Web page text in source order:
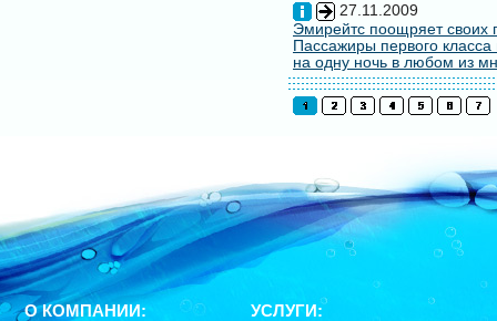
27.11.2009
Эмирейтс поощряет своих
Пассажиры первого
на одну ночь в любом из
О КОМПАНИИ: УСЛУГИ: